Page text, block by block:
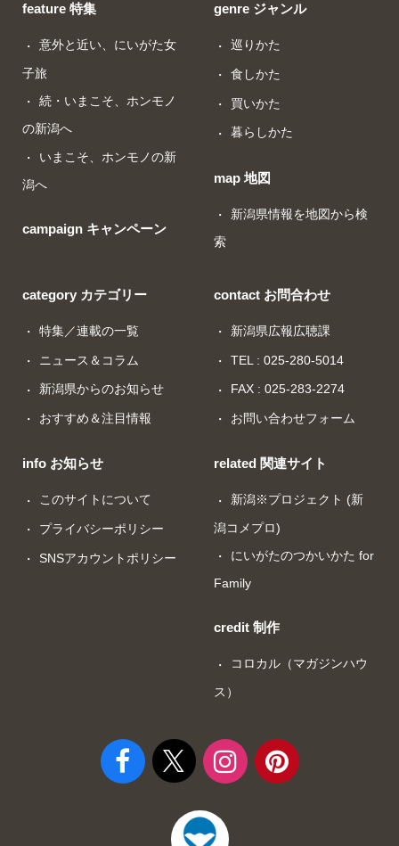
feature 特集
意外と近い、にいがた女
子旅
続・いまこそ、ホンモノ
の新潟へ
いまこそ、ホンモノの新
潟へ
campaign キャンペーン
genre ジャンル
巡りかた
食しかた
買いかた
暮らしかた
map 地図
新潟県情報を地図から検
索
category カテゴリー
特集／連載の一覧
ニュース＆コラム
新潟県からのお知らせ
おすすめ＆注目情報
info お知らせ
このサイトについて
プライバシーポリシー
SNSアカウントポリシー
contact お問合わせ
新潟県広報広聴課
TEL : 025-280-5014
FAX : 025-283-2274
お問い合わせフォーム
related 関連サイト
新潟※プロジェクト (新
潟コメプロ)
にいがたのつかいかた for
Family
credit 制作
コロカル（マガジンハウ
ス）